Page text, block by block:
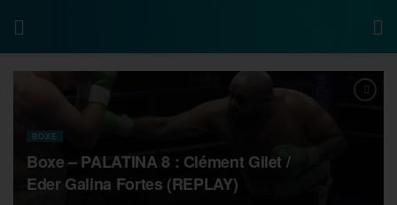
BOXE
Boxe – PALATINA 8 : Clément Gilet /
Eder Galina Fortes (REPLAY)